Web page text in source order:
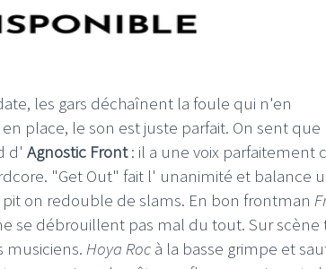
les gars déchaînent la foule qui n'en
place, le son est juste parfait. On sent que
d' Agnostic Front: il a une voix parfaitement
"Get Out" fait l' unanimité et balance
on redouble de slams. En bon frontman
se débrouillent pas mal du tout. Sur
musiciens. Hoya Roc à la basse grimpe et